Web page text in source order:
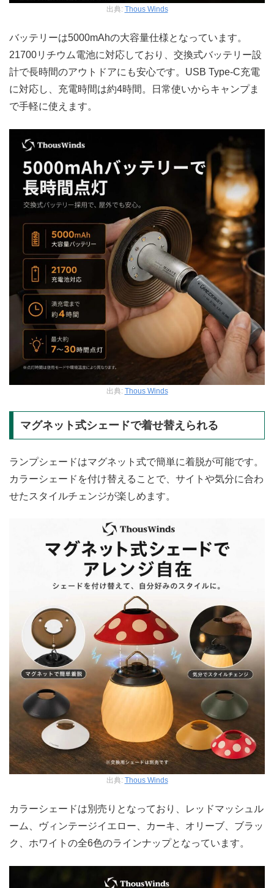
出典: Thous Winds
バッテリーは5000mAhの大容量仕様となっています。
21700リチウム電池に対応しており、交換式バッテリー設
計で長時間のアウトドアにも安心です。USB Type-C充電
に対応し、充電時間は約4時間。日常使いからキャンプま
で手軽に使えます。
出典: Thous Winds
マグネット式シェードで着せ替えられる
ランプシェードはマグネット式で簡単に着脱が可能です。
カラーシェードを付け替えることで、サイトや気分に合わ
せたスタイルチェンジが楽しめます。
出典: Thous Winds
カラーシェードは別売りとなっており、レッドマッシュル
ーム、ヴィンテージイエロー、カーキ、オリーブ、ブラッ
ク、ホワイトの全6色のラインナップとなっています。